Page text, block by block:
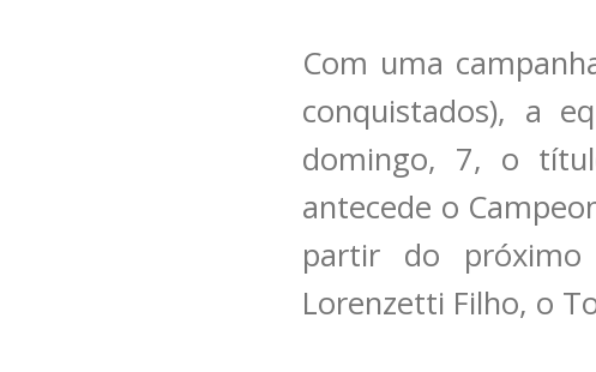
Com uma
conquistados), a
domingo, 7, o
antecede o
partir do próximo
Lorenzetti Filho, o